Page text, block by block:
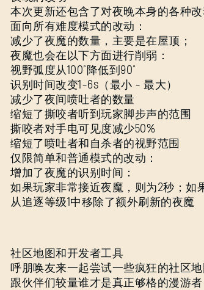
本次更新还包含了对夜晚本身的各种
面向所有难度模式的改动：
减少了夜魔的数量，主要是在屋顶；
夜魔也会在以下方面进行削弱：
视野弧度从100°降低到90°
识别时间改变1-6s（最小 - 最大）
减少了夜间喷吐者的数量
缩短了撕咬者听到玩家脚步声的范围
撕咬者对手电可见度减少50%
缩短了喷吐者和自杀者的视野范围
仅限简单和普通模式的改动：
增加了夜魔的识别时间：
如果玩家非常接近夜魔，则为2秒；如
从追逐等级1中移除了额外刷新的夜魔
社区地图和开发者工具
呼朋唤友来一起尝试一些疯狂的社区
跟伙伴们较量谁才是真正够格的漫游者